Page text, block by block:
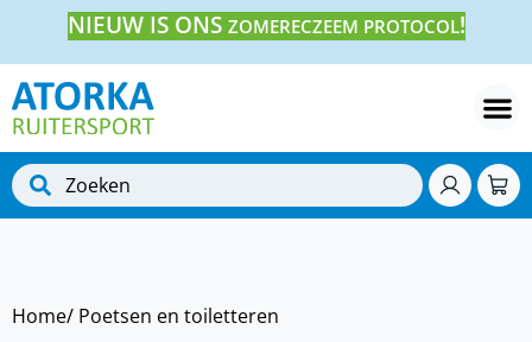
NIEUW IS ONS ZOMERECZEEM PROTOCOL!
Home/ Poetsen en toiletteren